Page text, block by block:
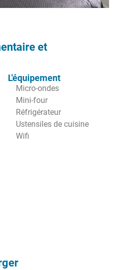
et
L'équipement
Micro-ondes
Mini-four
Réfrigérateur
Ustensiles de cuisine
Wifi